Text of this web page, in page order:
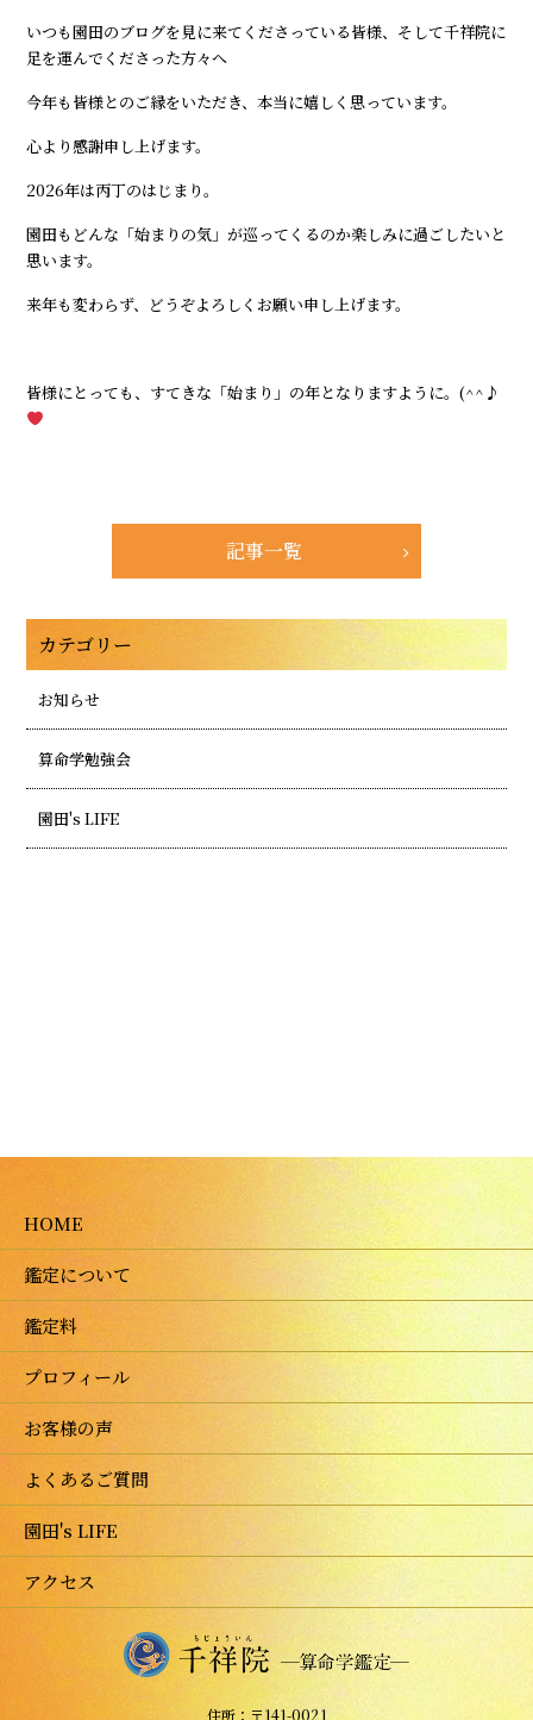
いつも園田のブログを見に来てくださっている皆様、そして千祥院に
足を運んでくださった方々へ
今年も皆様とのご縁をいただき、本当に嬉しく思っています。
心より感謝申し上げます。
2026年は丙丁のはじまり。
園田もどんな「始まりの気」が巡ってくるのか楽しみに過ごしたいと
思います。
来年も変わらず、どうぞよろしくお願い申し上げます。
皆様にとっても、すてきな「始まり」の年となりますように。(^^♪
記事一覧
カテゴリー
お知らせ
算命学勉強会
園田's LIFE
HOME
鑑定について
鑑定料
プロフィール
お客様の声
よくあるご質問
園田's LIFE
アクセス
住所：〒141-0021